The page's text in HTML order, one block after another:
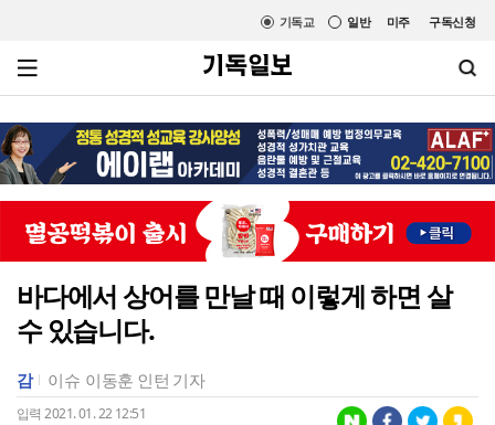
미주 구독신청
일반
기독교
바다에서 상어를 만날 때 이렇게 하면 살
수 있습니다.
감 이슈 이동훈 인턴 기자
입력 2021. 01. 22 12:51